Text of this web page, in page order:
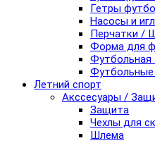
Гетры
Насосы и
Перчатки /
Форма для
Футбольная
Летний спорт
Акссесуары /
Защита
Чехлы для
Шлема